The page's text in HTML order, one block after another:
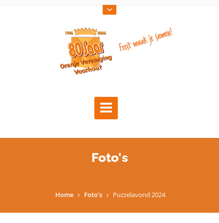
Foto's
Home Foto's Puzzelavond 2024